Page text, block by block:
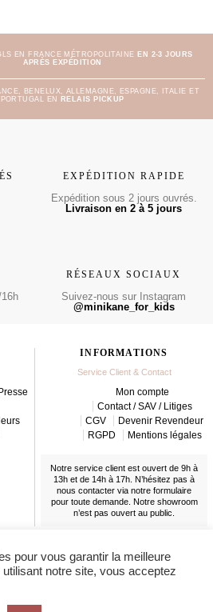
EN FRANCE MÉTROPOLITAINE EN 2-3 JOURS
APRÈS EXPÉDITION
BENELUX, ALLEMAGNE, ESPAGNE, ITALIE ET
PORTUGAL EN
RELAIS PICKUP
EXPÉDITION RAPIDE
Expédition sous 2 jours ouvrés.
Livraison en 2 à 5 jours
RÉSEAUX SOCIAUX
Suivez-nous sur Instagram
@minikane_for_kids
INFORMATIONS
Service Client & Contact
Mon compte
Contact / SAV / Litiges
CGV
Devenir Revendeur
RGPD
Mentions légales
Notre service client est ouvert de 9h à
13h et de 14h à 17h. N’hésitez pas à
nous contacter via notre formulaire
pour toute demande. Notre showroom
n’est pas ouvert au public.
et partout dans le monde
pour vous garantir la meilleure
notre site, vous acceptez